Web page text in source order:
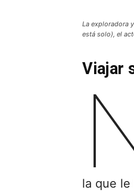
La exploradora
está solo), el
Viajar
la que le